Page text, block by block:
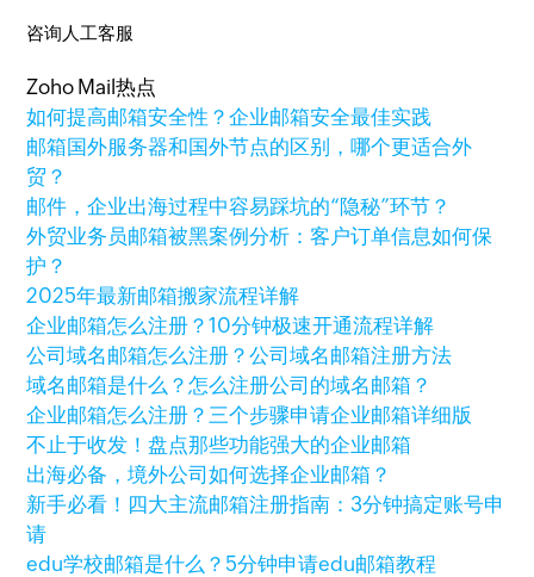
咨询人工客服
Zoho Mail热点
如何提高邮箱安全性？企业邮箱安全最佳实践
邮箱国外服务器和国外节点的区别，哪个更适合外
贸？
邮件，企业出海过程中容易踩坑的“隐秘”环节？
外贸业务员邮箱被黑案例分析：客户订单信息如何保
护？
2025年最新邮箱搬家流程详解
企业邮箱怎么注册？10分钟极速开通流程详解
公司域名邮箱怎么注册？公司域名邮箱注册方法
域名邮箱是什么？怎么注册公司的域名邮箱？
企业邮箱怎么注册？三个步骤申请企业邮箱详细版
不止于收发！盘点那些功能强大的企业邮箱
出海必备，境外公司如何选择企业邮箱？
新手必看！四大主流邮箱注册指南：3分钟搞定账号申
请
edu学校邮箱是什么？5分钟申请edu邮箱教程